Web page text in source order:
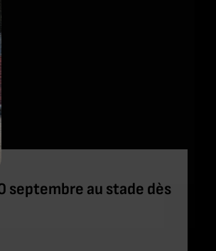
septembre au stade dès